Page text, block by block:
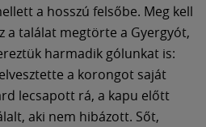
a hosszú felsőbe. Meg kell
a találat megtörte a Gyergyót,
harmadik gólunkat is:
a korongot saját
lecsapott rá, a kapu előtt
aki nem hibázott. Sőt,